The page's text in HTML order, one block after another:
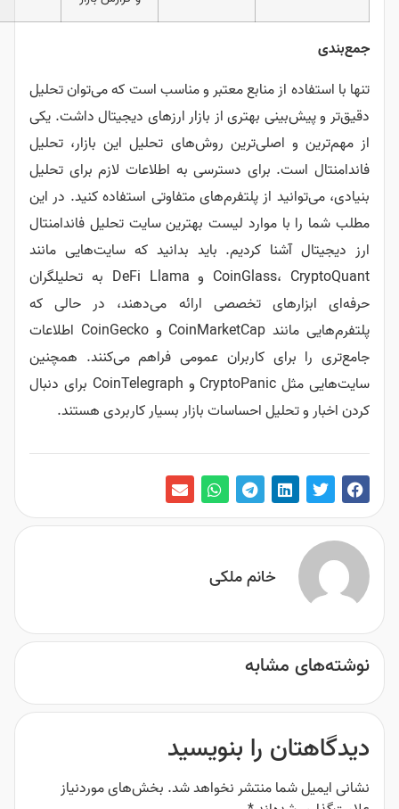
از منابع معتبر و مناسب است که می‌توان تحلیل
بهتری از بازار ارزهای دیجیتال داشت. یکی
روش‌های تحلیل این بازار، تحلیل
برای دسترسی به اطلاعات لازم برای تحلیل
از پلتفرم‌های متفاوتی استفاده کنید. در این
لیست بهترین سایت تحلیل فاندامنتال
کردیم. باید بدانید که سایت‌هایی مانند
CoinGlass، CryptoQuant و DeFi Llama به تحلیلگران
تخصصی ارائه می‌دهند، در حالی که
پلتفرم‌هایی مانند CoinMarketCap و CoinGecko اطلاعات
کاربران عمومی فراهم می‌کنند. همچنین
سایت‌هایی مثل CryptoPanic و CoinTelegraph برای دنبال
احساسات بازار بسیار کاربردی هستند.
خانم ملکی
را بنویسید
منتشر نخواهد شد.بخش‌های موردنیاز